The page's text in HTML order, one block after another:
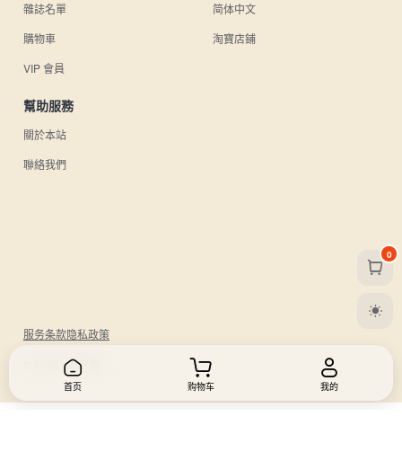
雜誌名單
購物車
VIP 會員
简体中文
淘寶店鋪
幫助服務
關於本站
聯絡我們
服务条款隐私政策
© 2026 UU日雜.
0
首页 购物车 我的